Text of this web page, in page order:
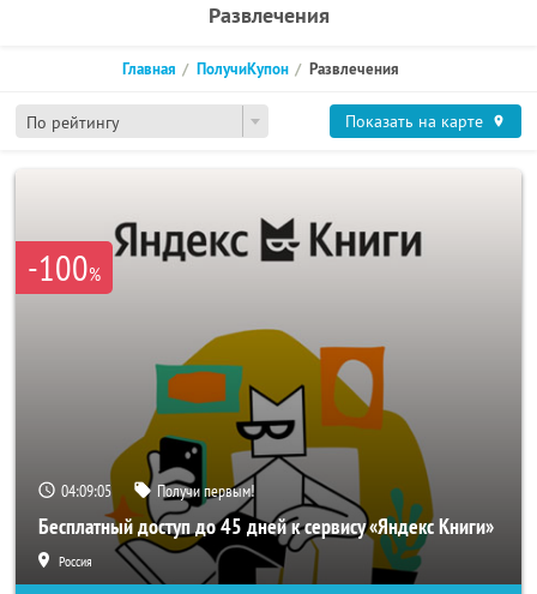
Развлечения
По рейтингу
Главная ПолучиКупон Развлечения
Показать на карте
-100%
04:09:04 Получи первым!
Бесплатный доступ до 45 дней к сервису «Яндекс Книги»
Россия